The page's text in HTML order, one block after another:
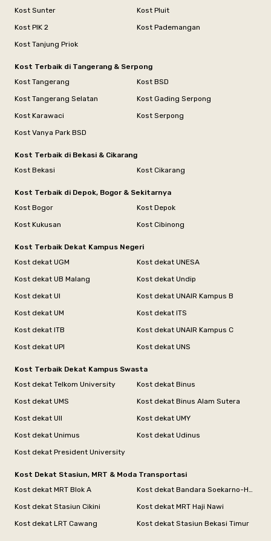
Kost Sunter
Kost Pluit
Kost PIK 2
Kost Pademangan
Kost Tanjung Priok
Kost Terbaik di Tangerang & Serpong
Kost Tangerang
Kost BSD
Kost Tangerang Selatan
Kost Gading Serpong
Kost Karawaci
Kost Serpong
Kost Vanya Park BSD
Kost Terbaik di Bekasi & Cikarang
Kost Bekasi
Kost Cikarang
Kost Terbaik di Depok, Bogor & Sekitarnya
Kost Bogor
Kost Depok
Kost Kukusan
Kost Cibinong
Kost Terbaik Dekat Kampus Negeri
Kost dekat UGM
Kost dekat UNESA
Kost dekat UB Malang
Kost dekat Undip
Kost dekat UI
Kost dekat UNAIR Kampus B
Kost dekat UM
Kost dekat ITS
Kost dekat ITB
Kost dekat UNAIR Kampus C
Kost dekat UPI
Kost dekat UNS
Kost Terbaik Dekat Kampus Swasta
Kost dekat Telkom University
Kost dekat Binus
Kost dekat UMS
Kost dekat Binus Alam Sutera
Kost dekat UII
Kost dekat UMY
Kost dekat Unimus
Kost dekat Udinus
Kost dekat President University
Kost Dekat Stasiun, MRT & Moda Transportasi
Kost dekat MRT Blok A
Kost dekat Bandara Soekarno-Hatta
Kost dekat Stasiun Cikini
Kost dekat MRT Haji Nawi
Kost dekat LRT Cawang
Kost dekat Stasiun Bekasi Timur